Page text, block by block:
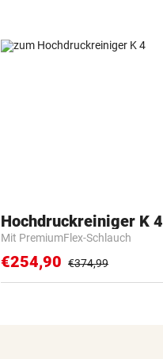
Hochdruckreiniger K 4
Mit PremiumFlex-Schlauch
€254,90 €374,99